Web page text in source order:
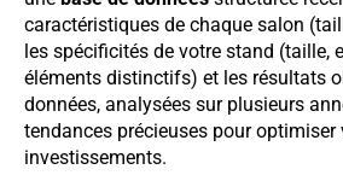
caractéristiques de chaque salon
les spécificités de votre stand (taille,
éléments distinctifs) et les résultats
données, analysées sur plusieurs
tendances précieuses pour
investissements.